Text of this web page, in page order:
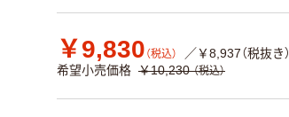
￥9,830 （税込）
／￥8,937（税抜き）
希望小売価格 ￥10,230 （税込）